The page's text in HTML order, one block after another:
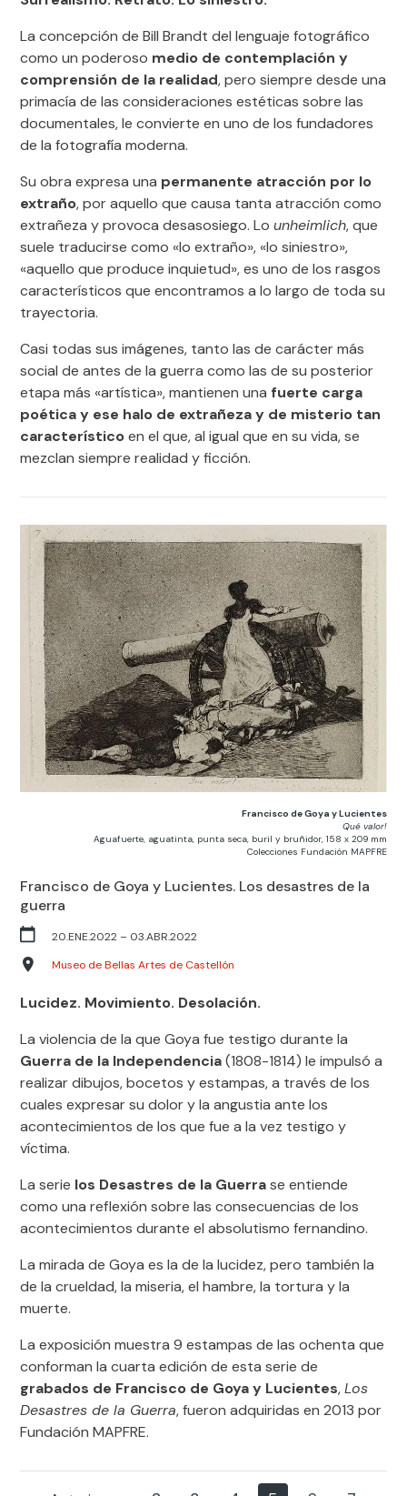
La concepción de Bill Brandt del lenguaje fotográfico
como un poderoso medio de contemplación y
comprensión de la realidad, pero siempre desde una
primacía de las consideraciones estéticas sobre las
documentales, le convierte en uno de los fundadores
de la fotografía moderna.
Su obra expresa una permanente atracción por lo
extraño, por aquello que causa tanta atracción como
extrañeza y provoca desasosiego. Lounheimlich, que
suele traducirse como «lo extraño», «lo siniestro»,
«aquello que produce inquietud», es uno de los rasgos
característicos que encontramos a lo largo de toda su
trayectoria.
Casi todas sus imágenes, tanto las de carácter más
social de antes de la guerra como las de su posterior
etapa más «artística», mantienen una fuerte carga
poética y ese halo de extrañeza y de misterio tan
característicoen el que, al igual que en su vida, se
mezclan siempre realidad y ficción.
Francisco de Goya y Lucientes
Qué valor!
Aguafuerte, aguatinta, punta seca, buril y bruñidor, 158 x 209 mm
Colecciones Fundación MAPFRE
Francisco de Goya y Lucientes. Los desastres de la
guerra
20.ENE.2022 – 03.ABR.2022
Museo de Bellas Artes de Castellón
Lucidez. Movimiento. Desolación.
La violencia de la que Goya fue testigo durante la
Guerra de la Independencia(1808-1814) le impulsó a
realizar dibujos, bocetos y estampas, a través de los
cuales expresar su dolor y la angustia ante los
acontecimientos de los que fue a la vez testigo y
víctima.
La serie los Desastres de la Guerrase entiende
como una reflexión sobre las consecuencias de los
acontecimientos durante el absolutismo fernandino.
La mirada de Goya es la de la lucidez, pero también la
de la crueldad, la miseria, el hambre, la tortura y la
muerte.
La exposición muestra 9 estampas de las ochenta que
conforman la cuarta edición de esta serie de
grabados de Francisco de Goya y Lucientes,Los
Desastres de la Guerra, fueron adquiridas en 2013 por
Fundación MAPFRE.